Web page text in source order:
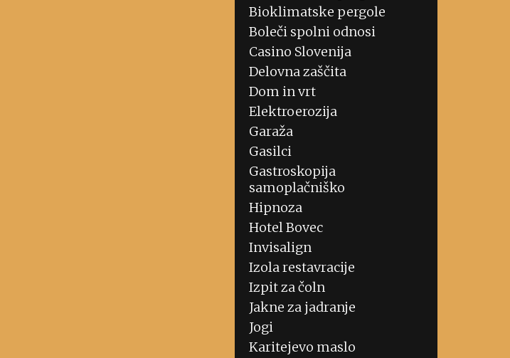
Bioklimatske pergole
Boleči spolni odnosi
Casino Slovenija
Delovna zaščita
Dom in vrt
Elektroerozija
Garaža
Gasilci
Gastroskopija
samoplačniško
Hipnoza
Hotel Bovec
Invisalign
Izola restavracije
Izpit za čoln
Jakne za jadranje
Jogi
Karitejevo maslo